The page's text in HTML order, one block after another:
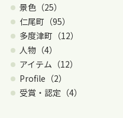
景色（25）
仁尾町（95）
多度津町（12）
人物（4）
アイテム（12）
Profile（2）
受賞・認定（4）